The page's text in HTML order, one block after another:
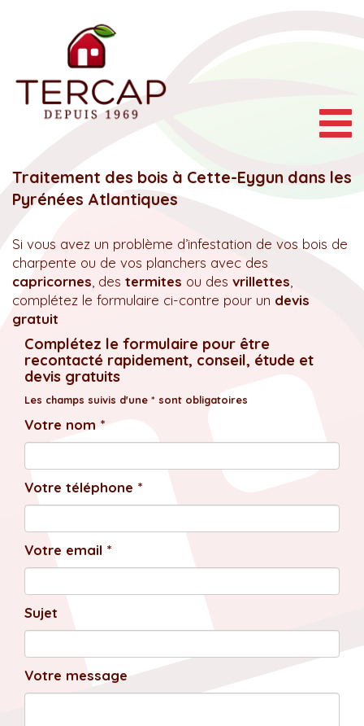
Traitement des bois à Cette-Eygun dans les
Pyrénées Atlantiques
Si vous avez un problème d’infestation de vos bois de
charpente ou de vos planchers avec des
capricornes , des termites ou des vrillettes
complétez le formulaire ci-contre pour un devis
gratuit
Complétez le formulaire pour être
recontacté rapidement, conseil, étude et
devis gratuits
Les champs suivis d'une * sont obligatoires
Votre nom *
Votre téléphone *
Votre email *
Sujet
Votre message